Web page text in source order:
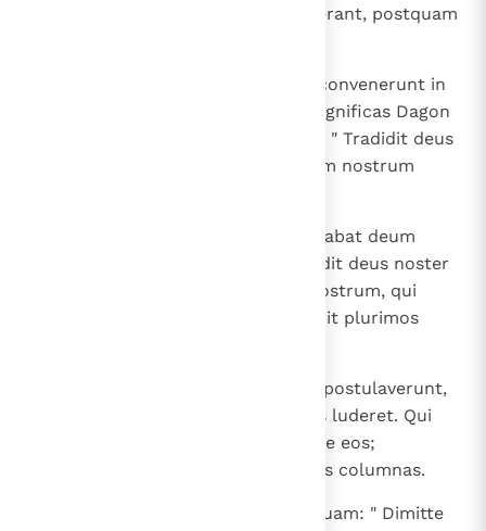
Iamque capilli eius renasci coeperant, postquam
Principes autem Philisthinorum convenerunt in
unum, ut immolarent hostias magnificas Dagon
deo suo et epularentur dicentes: " Tradidit deus
noster in manus nostras inimicum nostrum
Quem etiam populus videns laudabat deum
suum eademque dicebat: " Tradidit deus noster
in manus nostras adversarium nostrum, qui
vastavit terram nostram et occidit plurimos
Cum enim iam hilariores essent, postulaverunt,
ut vocaretur Samson et ante eos luderet. Qui
adductus de carcere ludebat ante eos;
feceruntque eum stare inter duas columnas.
Qui dixit puero tenenti manum suam: " Dimitte